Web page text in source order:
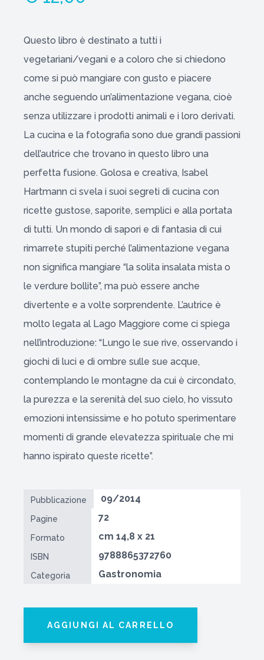
Questo libro è destinato a tutti i
vegetariani/vegani e a coloro che si chiedono
come si può mangiare con gusto e piacere
anche seguendo un’alimentazione vegana, cioè
senza utilizzare i prodotti animali e i loro derivati.
La cucina e la fotografia sono due grandi passioni
dell’autrice che trovano in questo libro una
perfetta fusione. Golosa e creativa, Isabel
Hartmann ci svela i suoi segreti di cucina con
ricette gustose, saporite, semplici e alla portata
di tutti. Un mondo di sapori e di fantasia di cui
rimarrete stupiti perché l’alimentazione vegana
non significa mangiare “la solita insalata mista o
le verdure bollite”, ma può essere anche
divertente e a volte sorprendente. L’autrice è
molto legata al Lago Maggiore come ci spiega
nell’introduzione: “Lungo le sue rive, osservando i
giochi di luci e di ombre sulle sue acque,
contemplando le montagne da cui è circondato,
la purezza e la serenità del suo cielo, ho vissuto
emozioni intensissime e ho potuto sperimentare
momenti di grande elevatezza spirituale che mi
hanno ispirato queste ricette”.
Pubblicazione 09/2014
Pagine 72
Formato cm 14,8 x 21
ISBN 9788865372760
Categoria Gastronomia
AGGIUNGI AL CARRELLO